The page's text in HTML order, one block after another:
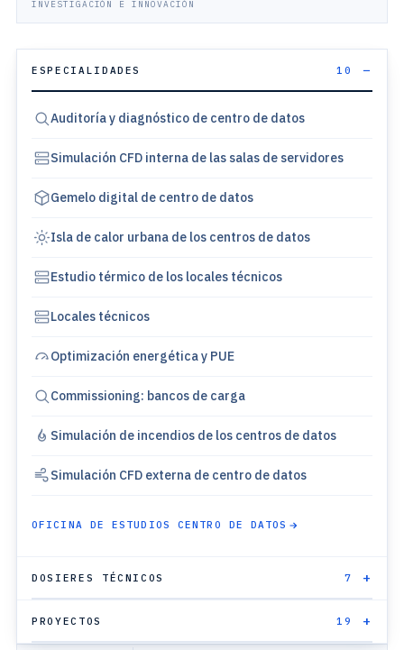
INVESTIGACIÓN E INNOVACIÓN
ESPECIALIDADES 10
Auditoría y diagnóstico de centro de datos
Simulación CFD interna de las salas de servidores
Gemelo digital de centro de datos
Isla de calor urbana de los centros de datos
Estudio térmico de los locales técnicos
Locales técnicos
Optimización energética y PUE
Commissioning: bancos de carga
Simulación de incendios de los centros de datos
Simulación CFD externa de centro de datos
OFICINA DE ESTUDIOS CENTRO DE DATOS
DOSIERES TÉCNICOS 7
PROYECTOS 19